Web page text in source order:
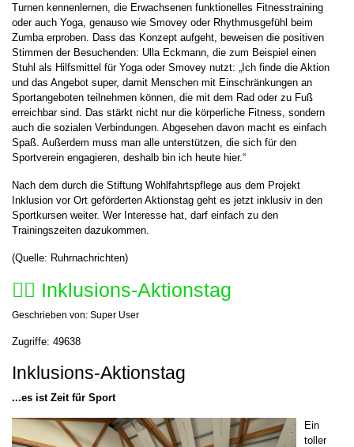
Turnen kennenlernen, die Erwachsenen funktionelles Fitnesstraining
oder auch Yoga, genauso wie Smovey oder Rhythmusgefühl beim
Zumba erproben. Dass das Konzept aufgeht, beweisen die positiven
Stimmen der Besuchenden: Ulla Eckmann, die zum Beispiel einen
Stuhl als Hilfsmittel für Yoga oder Smovey nutzt: „Ich finde die Aktion
und das Angebot super, damit Menschen mit Einschränkungen an
Sportangeboten teilnehmen können, die mit dem Rad oder zu Fuß
erreichbar sind. Das stärkt nicht nur die körperliche Fitness, sondern
auch die sozialen Verbindungen. Abgesehen davon macht es einfach
Spaß. Außerdem muss man alle unterstützen, die sich für den
Sportverein engagieren, deshalb bin ich heute hier.“
Nach dem durch die Stiftung Wohlfahrtspflege aus dem Projekt
Inklusion vor Ort geförderten Aktionstag geht es jetzt inklusiv in den
Sportkursen weiter. Wer Interesse hat, darf einfach zu den
Trainingszeiten dazukommen.
(Quelle: Ruhrnachrichten)
🤸‍♀️ Inklusions-Aktionstag
Geschrieben von: Super User
Zugriffe: 49638
Inklusions-Aktionstag
...es ist Zeit für Sport
Ein
toller